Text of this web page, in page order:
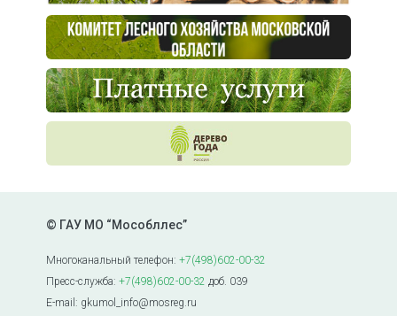
© ГАУ МО “Мособллес”
Многоканальный телефон:+7(498)602-00-32
Пресс-служба:+7(498)602-00-32 доб. 039
E-mail: gkumol_info@mosreg.ru